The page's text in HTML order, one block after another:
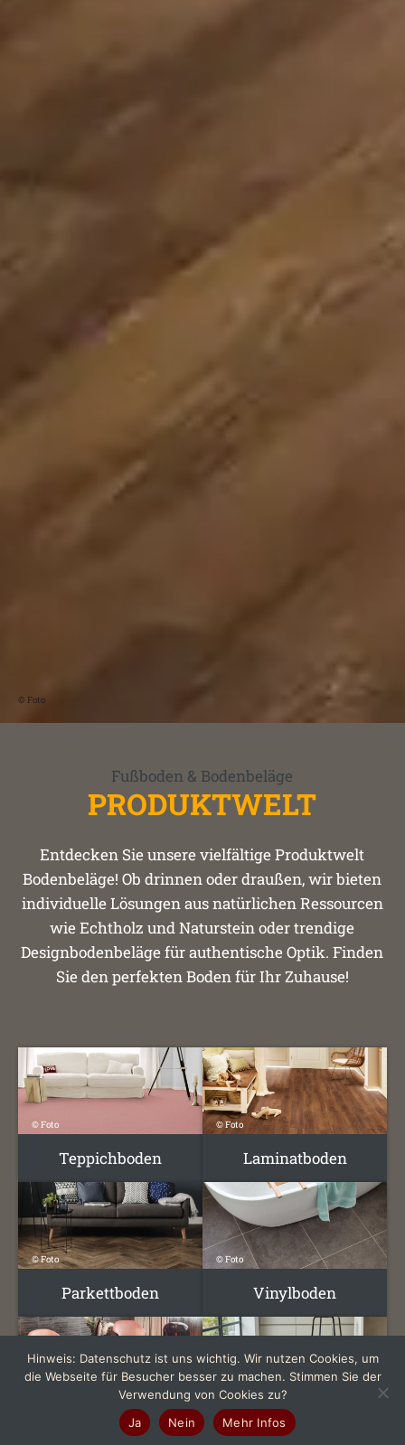
© Foto
Fußboden & Bodenbeläge
PRODUKTWELT
Entdecken Sie unsere vielfältige Produktwelt
Bodenbeläge! Ob drinnen oder draußen, wir bieten
individuelle Lösungen aus natürlichen Ressourcen
wie Echtholz und Naturstein oder trendige
Designbodenbeläge für authentische Optik. Finden
Sie den perfekten Boden für Ihr Zuhause!
© Foto
Teppichboden
© Foto
Laminatboden
© Foto
Parkettboden
© Foto
Vinylboden
PVC – Boden
© Foto
Designboden
Hinweis: Datenschutz ist uns wichtig. Wir nutzen Cookies, um
die Webseite für Besucher besser zu machen. Stimmen Sie der
Verwendung von Cookies zu?
Ja
Nein Mehr Infos